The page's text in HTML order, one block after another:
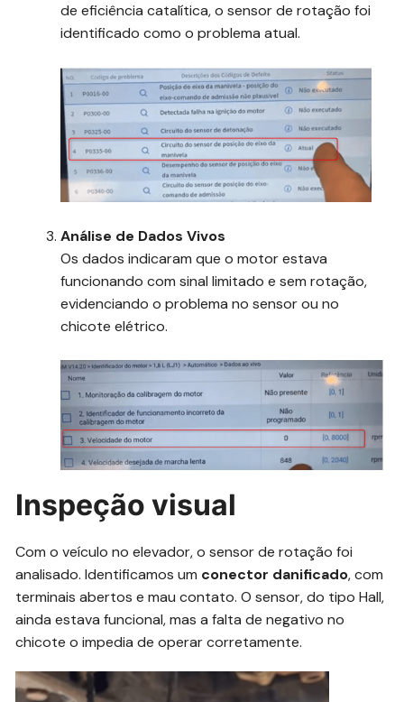
de eficiência catalítica, o sensor de rotação foi
identificado como o problema atual.
Análise de Dados Vivos
Os dados indicaram que o motor estava
funcionando com sinal limitado e sem rotação,
evidenciando o problema no sensor ou no
chicote elétrico.
Inspeção visual
Com o veículo no elevador, o sensor de rotação foi
analisado. Identificamos um conector danificado, com
terminais abertos e mau contato. O sensor, do tipo Hall,
ainda estava funcional, mas a falta de negativo no
chicote o impedia de operar corretamente.